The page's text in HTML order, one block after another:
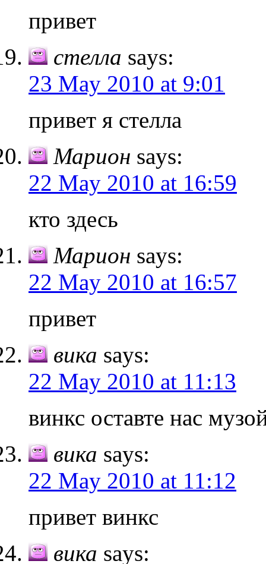
привет
стелла says:
23 May 2010 at 9:01
привет я стелла
Марион says:
22 May 2010 at 16:59
кто здесь
Марион says:
22 May 2010 at 16:57
привет
вика says:
22 May 2010 at 11:13
винкс оставте нас
вика says:
22 May 2010 at 11:12
привет винкс
вика says: